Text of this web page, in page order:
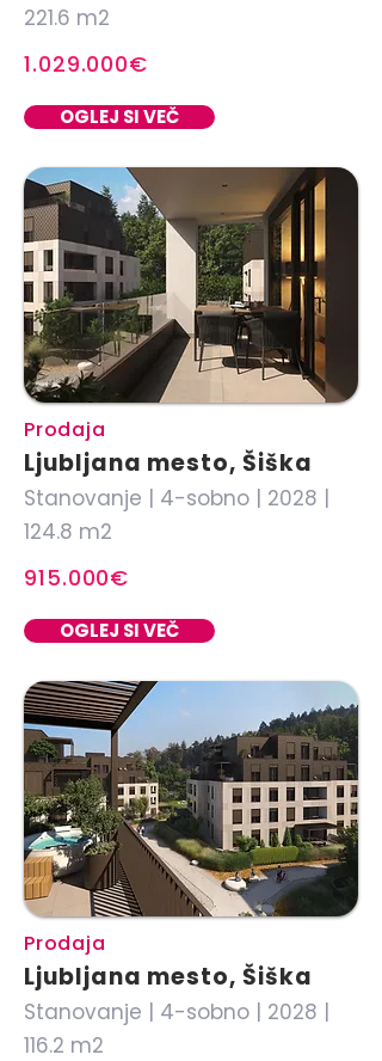
221.6 m2
1.029.000€
OGLEJ SI VEČ
Prodaja
Ljubljana mesto, Šiška
Stanovanje | 4-sobno | 2028 |
124.8 m2
915.000€
OGLEJ SI VEČ
Prodaja
Ljubljana mesto, Šiška
Stanovanje | 4-sobno | 2028 |
116.2 m2